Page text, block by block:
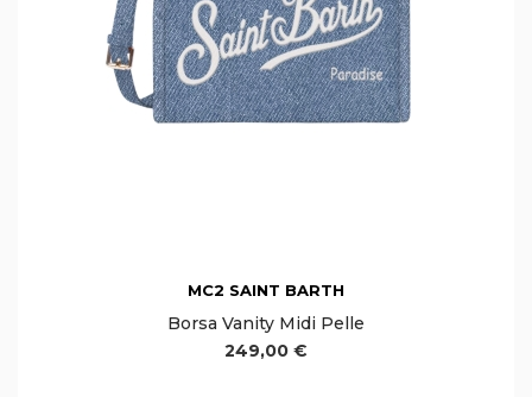
MC2 SAINT BARTH
Borsa Vanity Midi Pelle
249,00 €